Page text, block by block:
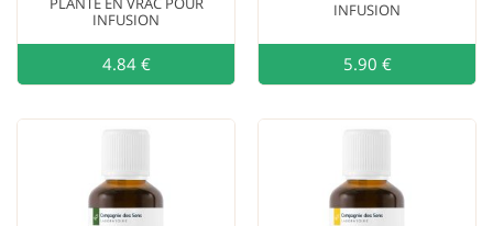
INFUSION
4.84 € Ajouter au
INFUSION
5.90 €